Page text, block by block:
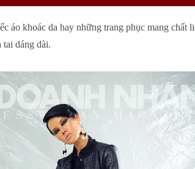
áo khoác da hay những trang phục mang chất
tai dáng dài.